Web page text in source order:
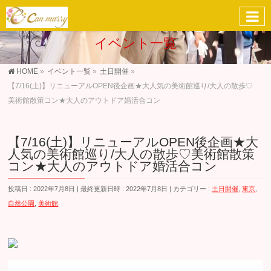
イベント一覧
HOME » イベント一覧 » 土日開催 »
【7/16(土)】リニューアルOPEN後企画★大人気の美術館巡り/大人の散歩♡
美術館散策コン★大人のアウトドア婚活合コン
【7/16(土)】リニューアルOPEN後企画★大
人気の美術館巡り/大人の散歩♡美術館散策
コン★大人のアウトドア婚活合コン
投稿日 : 2022年7月8日 最終更新日時 : 2022年7月8日 カテゴリー : 土日開催 ,東京
自然公園
,美術館